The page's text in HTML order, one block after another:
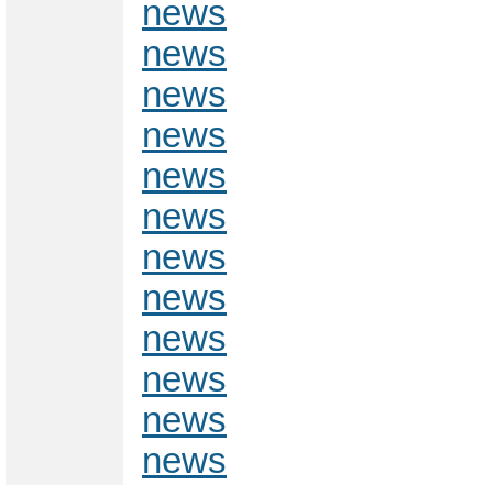
news
news
news
news
news
news
news
news
news
news
news
news